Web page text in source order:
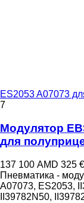
ES2053 A07073
7
Модулятор
для
137 100 AMD 325 €
Пневматика -
A07073, ES2053,
II39782N50,